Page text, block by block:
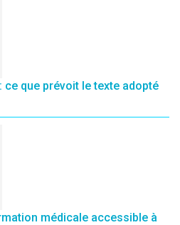
ce que prévoit le texte adopté
médicale accessible à